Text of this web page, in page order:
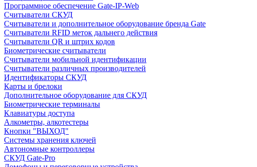
Программное обеспечение Gate-IP-Web
Считыватели СКУД
Считыватели и дополнительное оборудование бренда Gate
Считыватели RFID меток дальнего действия
Считыватели QR и штрих кодов
Биометрические считыватели
Считыватели мобильной идентификации
Считыватели различных производителей
Идентификаторы СКУД
Карты и брелоки
Дополнительное оборудование для СКУД
Биометрические терминалы
Клавиатуры доступа
Алкометры, алкотестеры
Кнопки "ВЫХОД"
Системы хранения ключей
Автономные контроллеры
СКУД Gate-Pro